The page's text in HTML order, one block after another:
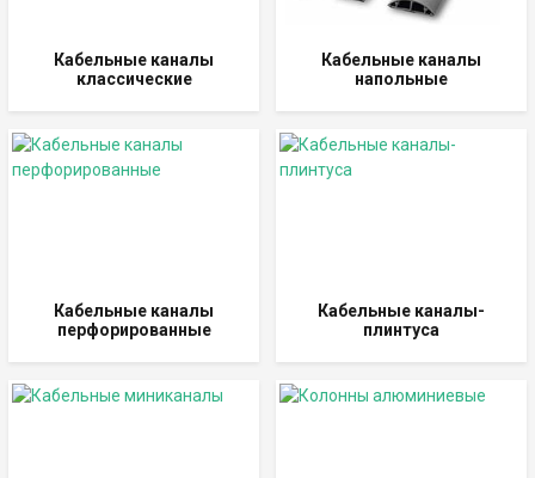
Кабельные каналы
классические
Кабельные каналы
напольные
Кабельные каналы
перфорированные
Кабельные каналы-
плинтуса